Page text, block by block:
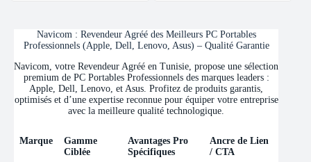
Navicom : Revendeur Agréé des Meilleurs PC Portables
Professionnels (Apple, Dell, Lenovo, Asus) – Qualité Garantie
Navicom, votre Revendeur Agréé en Tunisie, propose une sélection
premium de PC Portables Professionnels des marques leaders :
Apple, Dell, Lenovo, et Asus. Profitez de produits garantis,
optimisés et d’une expertise reconnue pour équiper votre entreprise
avec la meilleure qualité technologique.
Marque
Gamme
Ciblée
Avantages Pro
Spécifiques
Ancre de Lien
/ CTA